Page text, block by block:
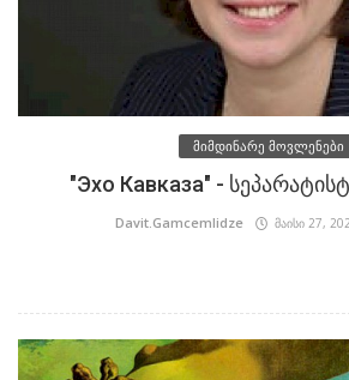
მიმდინარე მოვლენები
"Эхо Кавказа" -
Davit.Gamcemlidze მაისი 27,